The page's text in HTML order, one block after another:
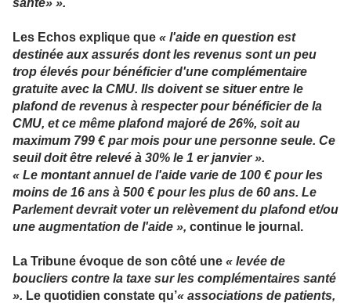
santé» ».
Les Echos explique que « l'aide en question est
destinée aux assurés dont les revenus sont un peu
trop élevés pour bénéficier d'une complémentaire
gratuite avec la CMU. Ils doivent se situer entre le
plafond de revenus à respecter pour bénéficier de la
CMU, et ce même plafond majoré de 26%, soit au
maximum 799 € par mois pour une personne seule. Ce
seuil doit être relevé à 30% le 1 er janvier ».
« Le montant annuel de l'aide varie de 100 € pour les
moins de 16 ans à 500 € pour les plus de 60 ans. Le
Parlement devrait voter un relèvement du plafond et/ou
une augmentation de l'aide », continue le journal.
La Tribune évoque de son côté une « levée de
boucliers contre la taxe sur les complémentaires santé
». Le quotidien constate qu’« associations de patients,